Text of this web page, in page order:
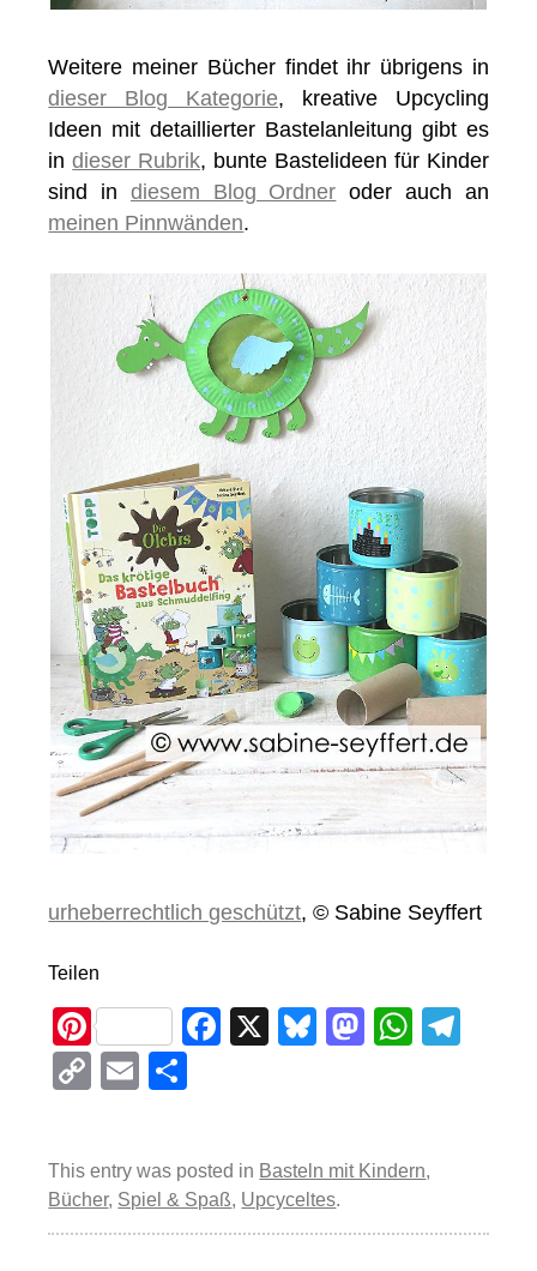
Weitere meiner Bücher findet ihr übrigens in
dieser Blog Kategorie, kreative Upcycling
Ideen mit detaillierter Bastelanleitung gibt es
indieser Rubrik, bunte Bastelideen für Kinder
sind in diesem Blog Ordner oder auch an
meinen Pinnwänden.
urheberrechtlich geschützt, © Sabine Seyffert
Teilen
Pi
nt
er
st
F
b
o
X
Bl
y
M
d
W
A
C
y
Li
E
n
This entry was posted in Basteln mit Kindern,
Bücher, Spiel & Spaß, Upcyceltes.